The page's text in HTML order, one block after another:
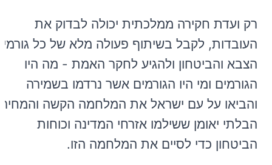
רק ועדת חקירה ממלכתית יכולה לבדוק את
העובדות, לקבל בשיתוף פעולה מלא של כל גורמי
הצבא והביטחון ולהגיע לחקר האמת - מה היו
הגורמים ומי היו הגורמים אשר נרדמו בשמירה
והביאו על עם ישראל את המלחמה הקשה והמחיר
הבלתי יאומן ששילמו אזרחי המדינה וכוחות
הביטחון כדי לסיים את המלחמה הזו.